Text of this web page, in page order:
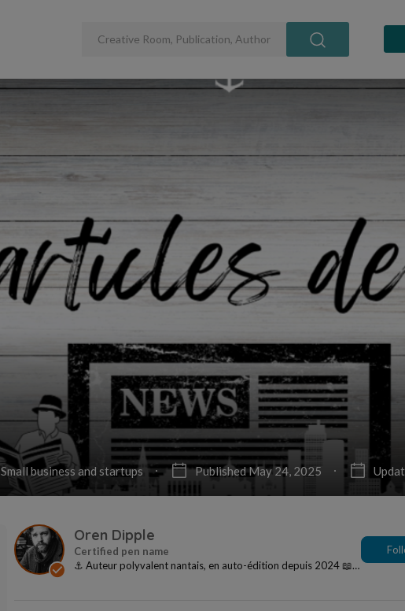
Small business and startups Published May 24, 2025
Oren Dipple
⚓ Auteur polyvalent nantais, en auto-édition depuis 2024 📖 9